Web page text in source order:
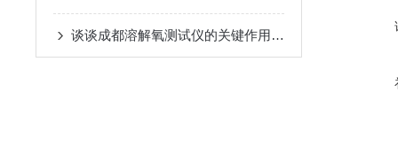
谈谈成都溶解氧测试仪的关键作用及应用